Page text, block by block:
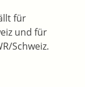
für
und für
Schweiz.